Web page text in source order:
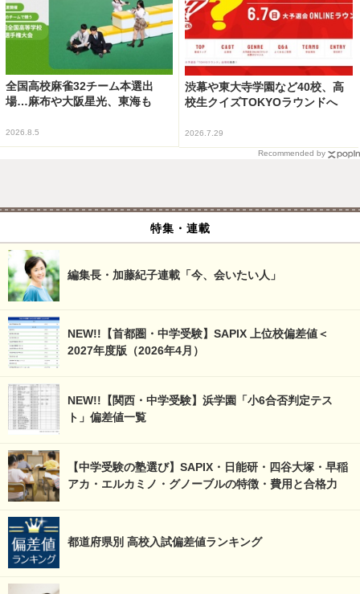
全国高校麻雀32チーム本選出
場…麻布や大阪星光、東海も
2026.8.5
渋幕や東大寺学園など40校、高
校生クイズTOKYOラウンドへ
2026.7.29
Recommended by
特集・連載
編集長・加藤紀子連載「今、会いたい人」
NEW!!【首都圏・中学受験】SAPIX 上位校偏差値＜
2027年度版（2026年4月）
NEW!!【関西・中学受験】浜学園「小6合否判定テス
ト」偏差値一覧
【中学受験の塾選び】SAPIX・日能研・四谷大塚・早稲
アカ・エルカミノ・グノーブルの特徴・費用と合格力
都道府県別 高校入試偏差値ランキング